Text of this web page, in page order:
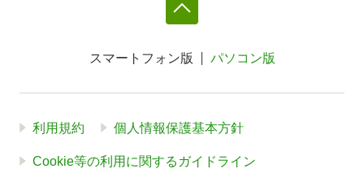
スマートフォン版 パソコン版
利用規約 個人情報保護基本方針
Cookie等の利用に関するガイドライン